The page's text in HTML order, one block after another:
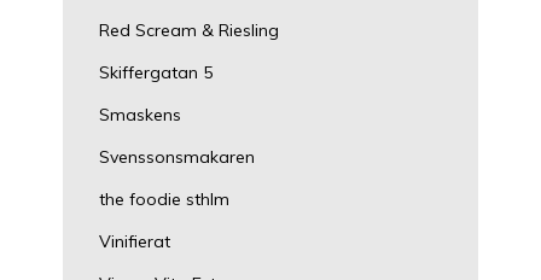
Red Scream & Riesling
Skiffergatan 5
Smaskens
Svenssonsmakaren
the foodie sthlm
Vinifierat